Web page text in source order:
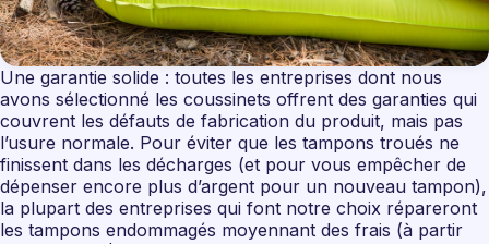
Une garantie solide : toutes les entreprises dont nous
avons sélectionné les coussinets offrent des garanties qui
couvrent les défauts de fabrication du produit, mais pas
l’usure normale. Pour éviter que les tampons troués ne
finissent dans les décharges (et pour vous empêcher de
dépenser encore plus d’argent pour un nouveau tampon),
la plupart des entreprises qui font notre choix répareront
les tampons endommagés moyennant des frais (à partir